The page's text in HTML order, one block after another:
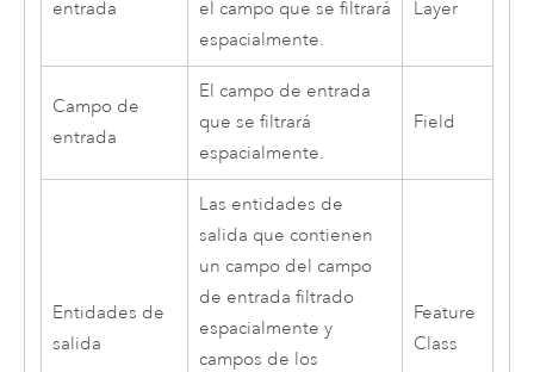
entrada
el campo que se filtrará
espacialmente.
Layer
Campo de
entrada
El campo de entrada
que se filtrará
espacialmente.
Field
Entidades de
salida
Las entidades de
salida que contienen
un campo del campo
de entrada filtrado
espacialmente y
campos de los
Feature
Class